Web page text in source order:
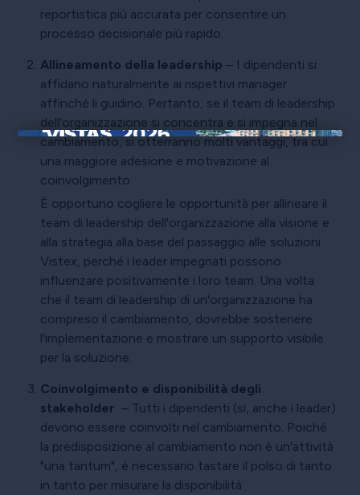
×
reportistica più accurata per consentire un
processo decisionale più rapido.
Allineamento della leadership – I dipendenti si
affidano naturalmente ai rispettivi manager
affinché li guidino. Pertanto, se il team di leadership
dell'organizzazione si concentra e si impegna nel
cambiamento, si otterranno molti vantaggi, tra cui
una maggiore adesione e motivazione al
coinvolgimento.
È opportuno cogliere le opportunità per allineare il
team di leadership dell'organizzazione alla visione e
alla strategia alla base del passaggio alle soluzioni
Vistex, perché i leader impegnati possono
influenzare positivamente i loro team. Una volta
che il team di leadership di un'organizzazione ha
compreso il cambiamento, dovrebbe sostenere
l'implementazione e mostrare un supporto visibile
per la soluzione.
Coinvolgimento e disponibilità degli
stakeholder – Tutti i dipendenti (sì, anche i leader)
devono essere coinvolti nel cambiamento. Poiché
la predisposizione al cambiamento non è un'attività
"una tantum", è necessario tastare il polso di tanto
in tanto per misurare la disponibilità